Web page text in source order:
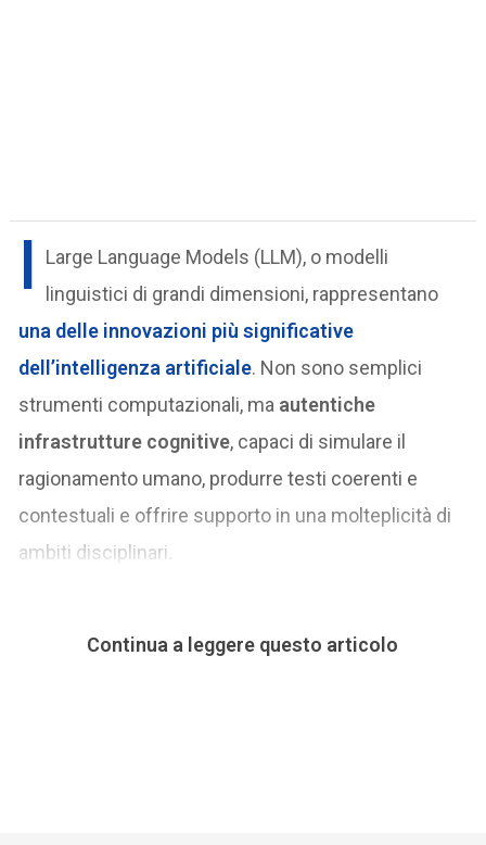
I
Large Language Models (LLM), o modelli
linguistici di grandi dimensioni, rappresentano
una delle innovazioni più significative
dell’intelligenza artificiale. Non sono semplici
strumenti computazionali, ma autentiche
infrastrutture cognitive, capaci di simulare il
ragionamento umano, produrre testi coerenti e
contestuali e offrire supporto in una molteplicità di
ambiti disciplinari.
Continua a leggere questo articolo